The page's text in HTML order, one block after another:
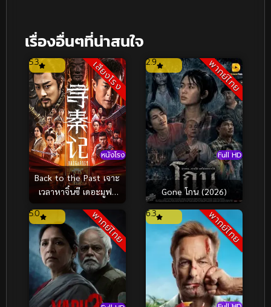
เรื่องอื่นๆที่น่าสนใจ
เสียงโรง
หนังโรง
5.3
Back to the Past เจาะ
เวลาหาจิ๋นซี เดอะมูฟวี่
พากย์ไทย
Full HD
2.9
Gone โกน (2026)
พากย์ไทย
5.0 พากย์ไทย
6.3